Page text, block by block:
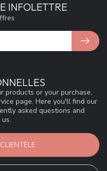
products or your purchase,
page. Here you'll find our
asked questions and
INFOLETTRE